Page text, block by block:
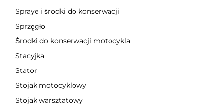
Spraye i środki do konserwacji
Sprzęgło
Środki do konserwacji motocykla
Stacyjka
Stator
Stojak motocyklowy
Stojak warsztatowy